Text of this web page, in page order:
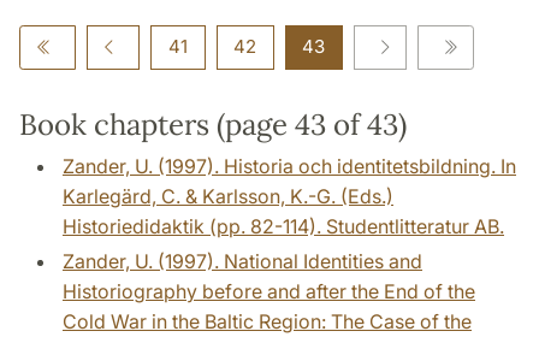
41 42 43
Book chapters (page 43 of 43)
Zander, U. (1997). Historia och identitetsbildning. In
Karlegärd, C. & Karlsson, K.-G. (Eds.)
Historiedidaktik (pp. 82-114). Studentlitteratur AB.
Zander, U. (1997). National Identities and
Historiography before and after the End of the
Cold War in the Baltic Region: The Case of the